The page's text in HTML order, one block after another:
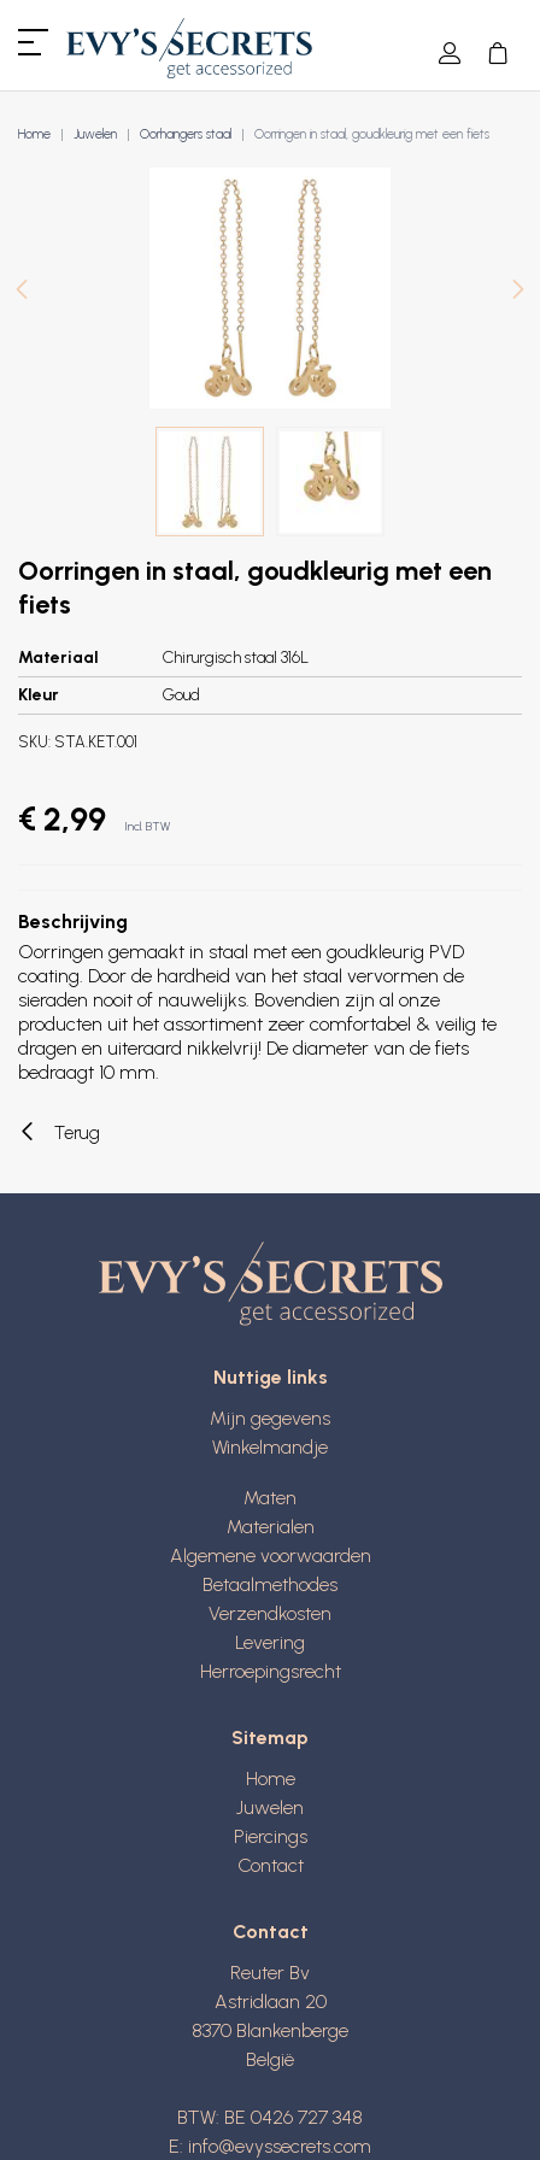
Home Juwelen Oorhangers staal Oorringen in staal, goudkleurig met een fiets
Oorringen in staal, goudkleurig met een
fiets
Materiaal
Chirurgisch staal 316L
Kleur
Goud
SKU: STA.KET.001
€ 2,99 Incl. BTW
Beschrijving
Oorringen gemaakt in staal met een goudkleurig PVD
coating. Door de hardheid van het staal vervormen de
sieraden nooit of nauwelijks. Bovendien zijn al onze
producten uit het assortiment zeer comfortabel & veilig te
dragen en uiteraard nikkelvrij! De diameter van de fiets
bedraagt 10 mm.
Terug
Nuttige links
Mijn gegevens
Winkelmandje
Maten
Materialen
Algemene voorwaarden
Betaalmethodes
Verzendkosten
Levering
Herroepingsrecht
Sitemap
Home
Juwelen
Piercings
Contact
Contact
Reuter Bv
Astridlaan 20
8370 Blankenberge
België
BTW: BE 0426 727 348
E: info@evyssecrets.com